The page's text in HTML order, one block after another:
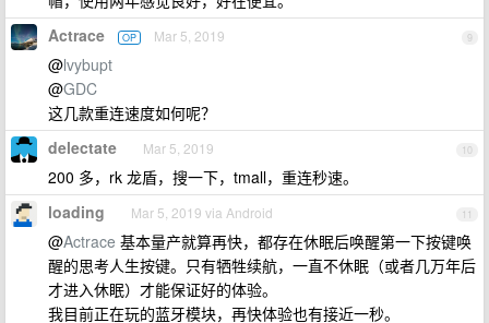
9
Actrace OP Mar 5, 2019
@lvybupt
@GDC
这几款重连速度如何呢？
10
delectate Mar 5, 2019
200 多，rk 龙盾，搜一下，tmall，重连秒速。
11
loading Mar 5, 2019 via Android
@Actrace 基本量产就算再快，都存在休眠后唤醒第一下按键唤
醒的思考人生按键。只有牺牲续航，一直不休眠（或者几万年后
才进入休眠）才能保证好的体验。
我目前正在玩的蓝牙模块，再快体验也有接近一秒。